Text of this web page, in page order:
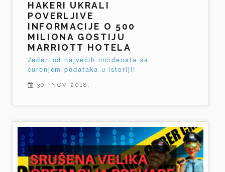
HAKERI UKRALI
POVERLJIVE
INFORMACIJE O 500
MILIONA GOSTIJU
MARRIOTT HOTELA
Jedan od najvećih incidenata sa
curenjem podataka u istoriji!
30. NOV 2018.